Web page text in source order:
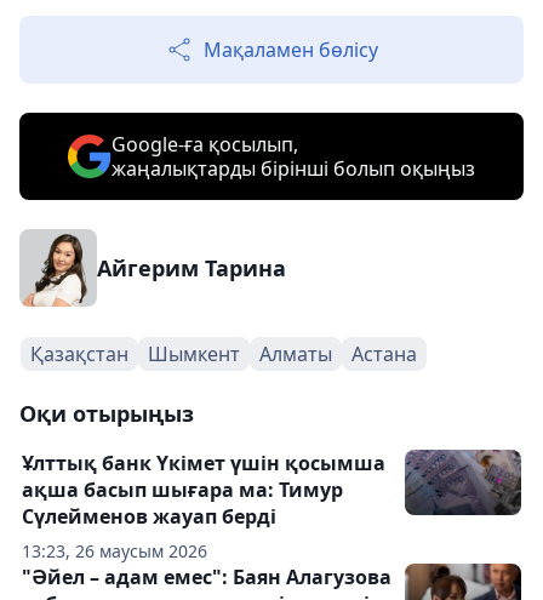
Мақаламен бөлісу
Google-ға қосылып,
жаңалықтарды бірінші болып оқыңыз
Айгерим Тарина
Қазақстан Шымкент Алматы Астана
Оқи отырыңыз
13:23, 26 маусым 2026
Ұлттық банк Үкімет үшін қосымша
ақша басып шығара ма: Тимур
Сүлейменов жауап берді
"Әйел – адам емес": Баян Алагузова